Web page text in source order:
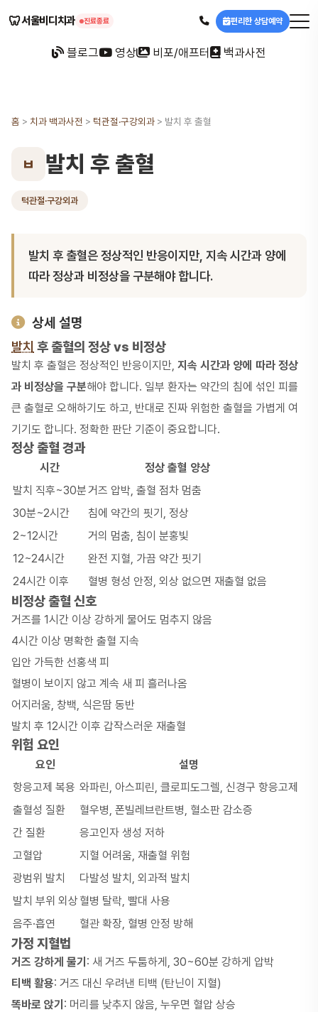
🦷서울비디치과 진료종료 편리한 상담예약
블로그 영상 비포/애프터 백과사전
홈 > 치과 백과사전 > 턱관절·구강외과 > 발치 후 출혈
ㅂ 발치 후 출혈
턱관절·구강외과
발치 후 출혈은 정상적인 반응이지만, 지속 시간과 양에
따라 정상과 비정상을 구분해야 합니다.
상세 설명
발치 후 출혈의 정상 vs 비정상
발치 후 출혈은 정상적인 반응이지만, 지속 시간과 양에 따라 정상
과 비정상을 구분해야 합니다. 일부 환자는 약간의 침에 섞인 피를
큰 출혈로 오해하기도 하고, 반대로 진짜 위험한 출혈을 가볍게 여
기기도 합니다. 정확한 판단 기준이 중요합니다.
정상 출혈 경과
시간
정상 출혈 양상
발치 직후~30분거즈 압박, 출혈 점차 멈춤
30분~2시간
침에 약간의 핏기, 정상
2~12시간
거의 멈춤, 침이 분홍빛
12~24시간
완전 지혈, 가끔 약간 핏기
24시간 이후
혈병 형성 안정, 외상 없으면 재출혈 없음
비정상 출혈 신호
거즈를 1시간 이상 강하게 물어도 멈추지 않음
4시간 이상 명확한 출혈 지속
입안 가득한 선홍색 피
혈병이 보이지 않고 계속 새 피 흘러나옴
어지러움, 창백, 식은땀 동반
발치 후 12시간 이후 갑작스러운 재출혈
위험 요인
요인
설명
항응고제 복용 와파린, 아스피린, 클로피도그렐, 신경구 항응고제
출혈성 질환
혈우병, 폰빌레브란트병, 혈소판 감소증
간 질환
응고인자 생성 저하
고혈압
지혈 어려움, 재출혈 위험
광범위 발치
다발성 발치, 외과적 발치
발치 부위 외상 혈병 탈락, 빨대 사용
음주·흡연
혈관 확장, 혈병 안정 방해
가정 지혈법
거즈 강하게 물기 : 새 거즈 두툼하게, 30~60분 강하게 압박
티백 활용: 거즈 대신 우려낸 티백 (탄닌이 지혈)
똑바로 앉기 : 머리를 낮추지 않음, 누우면 혈압 상승